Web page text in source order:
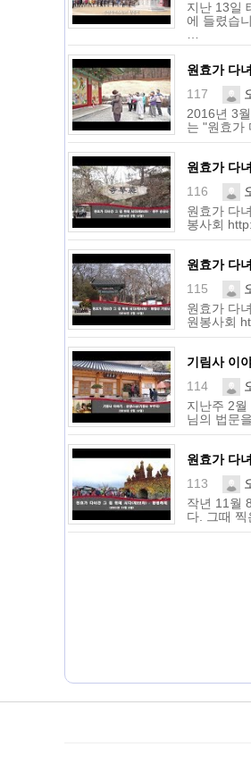
지난 13일
에 들렸습
…
원효가 다
117
2016년 3
는 "원효가
원효가 다
116
원효가 다
봉사회
원효가 다
115
원효가 다
원봉사회
기림사 이
114
지난주 2
님의 법문
원효가 다
113
작년 11월
다. 그때